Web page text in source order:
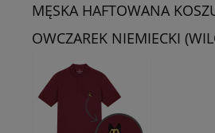
MĘSKA HAFTOWANA
OWCZAREK NIEMIECKI